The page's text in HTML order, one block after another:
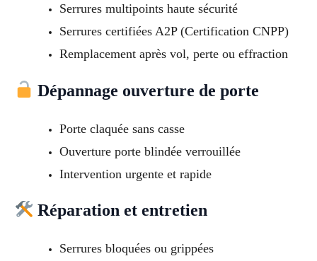
Serrures multipoints haute sécurité
Serrures certifiées A2P (Certification CNPP)
Remplacement après vol, perte ou effraction
Dépannage ouverture de porte
Porte claquée sans casse
Ouverture porte blindée verrouillée
Intervention urgente et rapide
Réparation et entretien
Serrures bloquées ou grippées